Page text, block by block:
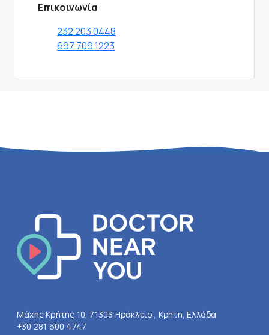
Επικοινωνία
232 203 0448
697 709 1223
Μάχης Κρήτης 10, 71303 Ηράκλειο , Κρήτη, Ελλάδα
+30 281 600 4747